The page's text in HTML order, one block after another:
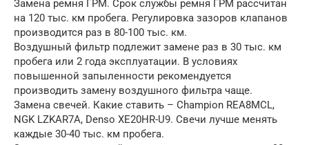
Замена ремня ГРМ. Срок службы ремня ГРМ рассчитан
на 120 тыс. км пробега. Регулировка зазоров клапанов
производится раз в 80-100 тыс. км.
Воздушный фильтр подлежит замене раз в 30 тыс. км
пробега или 2 года эксплуатации. В условиях
повышенной запыленности рекомендуется
производить замену воздушного фильтра чаще.
Замена свечей. Какие ставить – Champion REA8MCL,
NGK LZKAR7A, Denso XE20HR-U9. Свечи лучше менять
каждые 30-40 тыс. км пробега.